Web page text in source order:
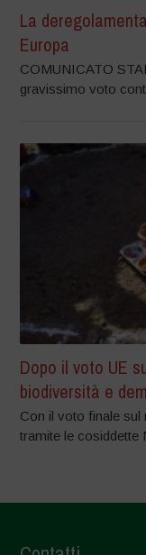
La
Europa
COMUNICATO
gravissimo voto
Dopo il voto UE
biodiversità e
Con il voto finale sul
tramite le cosiddette